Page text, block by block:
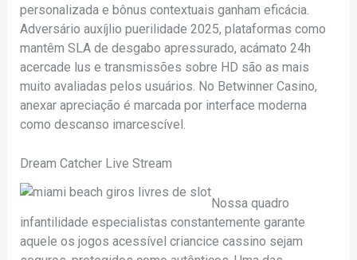
personalizada e bônus contextuais ganham eficácia.
Adversário auxíjlio puerilidade 2025, plataformas como
mantêm SLA de desgabo apressurado, acámato 24h
acercade lus e transmissões sobre HD são as mais
muito avaliadas pelos usuários. No Betwinner Casino,
anexar apreciação é marcada por interface moderna
como descanso imarcescível.
Dream Catcher Live Stream
Nossa quadro
infantilidade especialistas constantemente garante
aquele os jogos acessível criancice cassino sejam